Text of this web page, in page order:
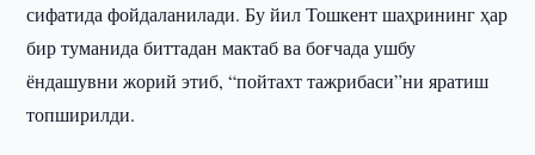
сифатида фойдаланилади. Бу йил Тошкент шаҳрининг ҳар
бир туманида биттадан мактаб ва боғчада ушбу
ёндашувни жорий этиб, “пойтахт тажрибаси”ни яратиш
топширилди.